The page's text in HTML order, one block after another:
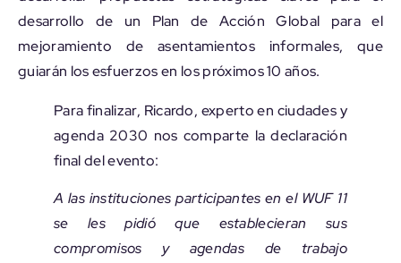
desarrollo de un Plan de Acción Global para el
mejoramiento de asentamientos informales, que
guiarán los esfuerzos en los próximos 10 años.
Para finalizar, Ricardo, experto en ciudades y
agenda 2030 nos comparte la declaración
final del evento:
A las instituciones participantes en el WUF 11
se les pidió que establecieran sus
compromisos y agendas de trabajo